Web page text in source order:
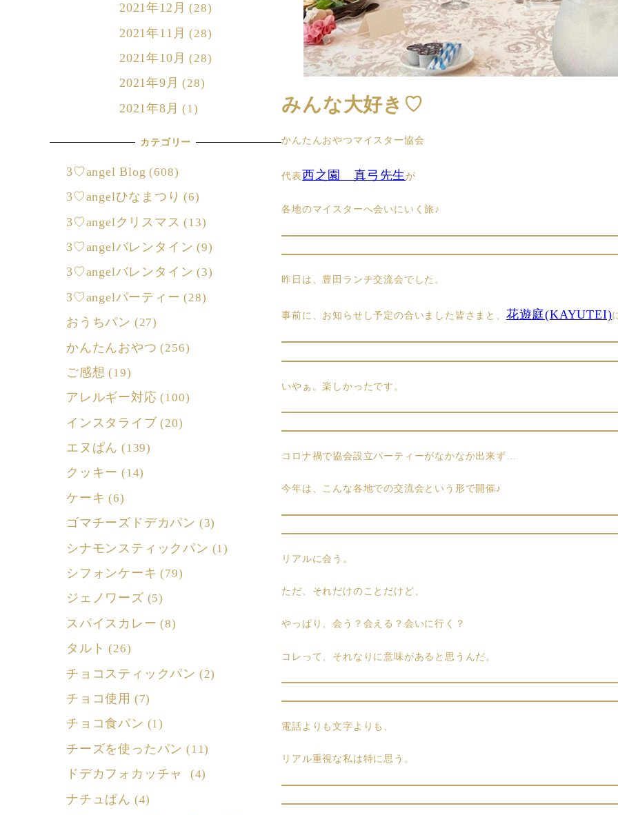
みんな大好き♡
かんたんおやつマイスター協会
代表西之園 真弓先生 が
各地のマイスターへ会いにいく旅♪
昨日は、豊田ランチ交流会でした。
事前に、お知らせし予定の合いました皆さまと、 花遊庭(KAYUTEI)
いやぁ。楽しかったです。
コロナ禍で協会設立パーティーがなかなか出来ず…
今年は、こんな各地での交流会という形で開催♪
リアルに会う。
ただ、それだけのことだけど、
やっぱり、会う？会える？会いに行く？
コレって、それなりに意味があると思うんだ。
電話よりも文字よりも、
リアル重視な私は特に思う。
2021年12月 (28)
2021年11月 (28)
2021年10月 (28)
2021年9月 (28)
2021年8月 (1)
カテゴリー
3♡angel Blog (608)
3♡angelひなまつり (6)
3♡angelクリスマス (13)
3♡angelバレンタイン (9)
3♡angelバレンタイン (3)
3♡angelパーティー (28)
おうちパン (27)
かんたんおやつ (256)
ご感想 (19)
アレルギー対応 (100)
インスタライブ (20)
エヌぱん (139)
クッキー (14)
ケーキ (6)
ゴマチーズドデカパン (3)
シナモンスティックパン (1)
シフォンケーキ (79)
ジェノワーズ (5)
スパイスカレー (8)
タルト (26)
チョコスティックパン (2)
チョコ使用 (7)
チョコ食パン (1)
チーズを使ったパン (11)
ドデカフォカッチャ (4)
ナチュぱん (4)